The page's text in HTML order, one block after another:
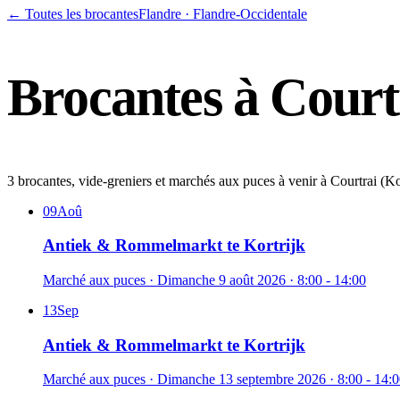
← Toutes les brocantesFlandre · Flandre-Occidentale
Brocantes à
3 brocantes, vide-greniers et marchés aux puces à venir à Courtrai
09Aoû
Antiek & Rommelmarkt te Kortrijk
Marché aux puces · Dimanche 9 août 2026 · 8:00 - 14:00
13Sep
Antiek & Rommelmarkt te Kortrijk
Marché aux puces · Dimanche 13 septembre 2026 · 8:00 -